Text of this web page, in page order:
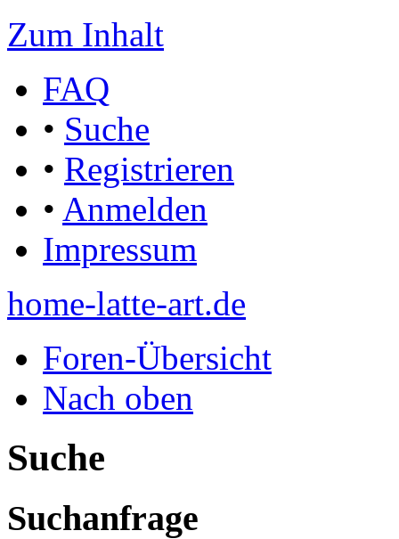
Zum Inhalt
FAQ
• Suche
• Registrieren
• Anmelden
Impressum
home-latte-art.de
Foren-Übersicht
Nach oben
Suche
Suchanfrage